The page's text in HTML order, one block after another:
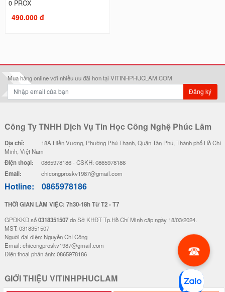
0 PROX
490.000 đ
Mua hàng online với nhiều ưu đãi hơn tại VITINHPHUCLAM.COM
Đăng ký
Công Ty TNHH Dịch Vụ Tin Học Công Nghệ Phúc Lâm
Địa chỉ:
18A Hiền Vương, Phường Phú Thạnh, Quận Tân Phú, Thành phố Hồ Chí
Minh, Việt Nam
Điện thoại: 0865978186 - CSKH: 0865978186
Email: chicongproskv1987@gmail.com
Hotline: 0865978186
THỜI GIAN LÀM VIỆC: 7h30-18h Từ T2 - T7
GPĐKKD số0318351507do Sở KHĐT Tp.Hồ Chí Minh cãp ngày 18/03/2024.
MST: 0318351507
Nguời đại diện: Nguyễn Chí Công
Email: chicongproskv1987@gmail.com
Điện thoại phản ánh: 0865978186
GIỚI THIỆU VITINHPHUCLAM